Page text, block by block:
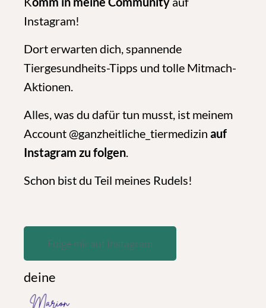
Instagram!
Dort erwarten dich, spannende
Tiergesundheits-Tipps und tolle Mitmach-
Aktionen.
Alles, was du dafür tun musst, ist meinem
Account @ganzheitliche_tiermedizinauf
Instagram zu folgen.
Schon bist du Teil meines Rudels!
Folge mir auf Instagram
deine